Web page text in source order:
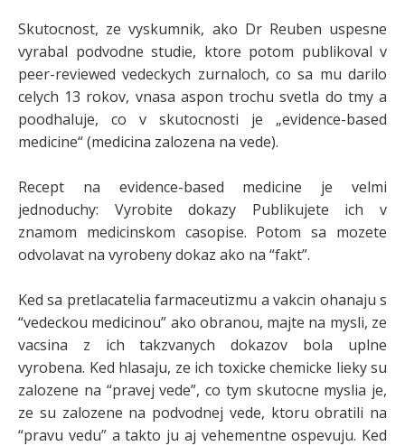
Skutocnost, ze vyskumnik, ako Dr Reuben uspesne
vyrabal podvodne studie, ktore potom publikoval v
peer-reviewed vedeckych zurnaloch, co sa mu darilo
celych 13 rokov, vnasa aspon trochu svetla do tmy a
poodhaluje, co v skutocnosti je „evidence-based
medicine“ (medicina zalozena na vede).
Recept na evidence-based medicine je velmi
jednoduchy: Vyrobite dokazy Publikujete ich v
znamom medicinskom casopise. Potom sa mozete
odvolavat na vyrobeny dokaz ako na “fakt”.
Ked sa pretlacatelia farmaceutizmu a vakcin ohanaju s
“vedeckou medicinou” ako obranou, majte na mysli, ze
vacsina z ich takzvanych dokazov bola uplne
vyrobena. Ked hlasaju, ze ich toxicke chemicke lieky su
zalozene na “pravej vede”, co tym skutocne myslia je,
ze su zalozene na podvodnej vede, ktoru obratili na
“pravu vedu” a takto ju aj vehementne ospevuju. Ked